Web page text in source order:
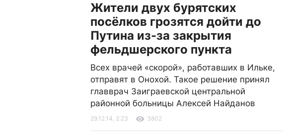
Жители двух бурятских
посёлков грозятся дойти до
Путина из-за закрытия
фельдшерского пункта
Всех врачей «скорой», работавших в Ильке,
отправят в Онохой. Такое решение принял
главврач Заиграевской центральной
районной больницы Алексей Найданов
29.12.14, 2:23 3802